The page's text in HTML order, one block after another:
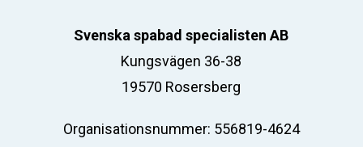
Svenska spabad specialisten AB
Kungsvägen 36-38
19570 Rosersberg
Organisationsnummer: 556819-4624